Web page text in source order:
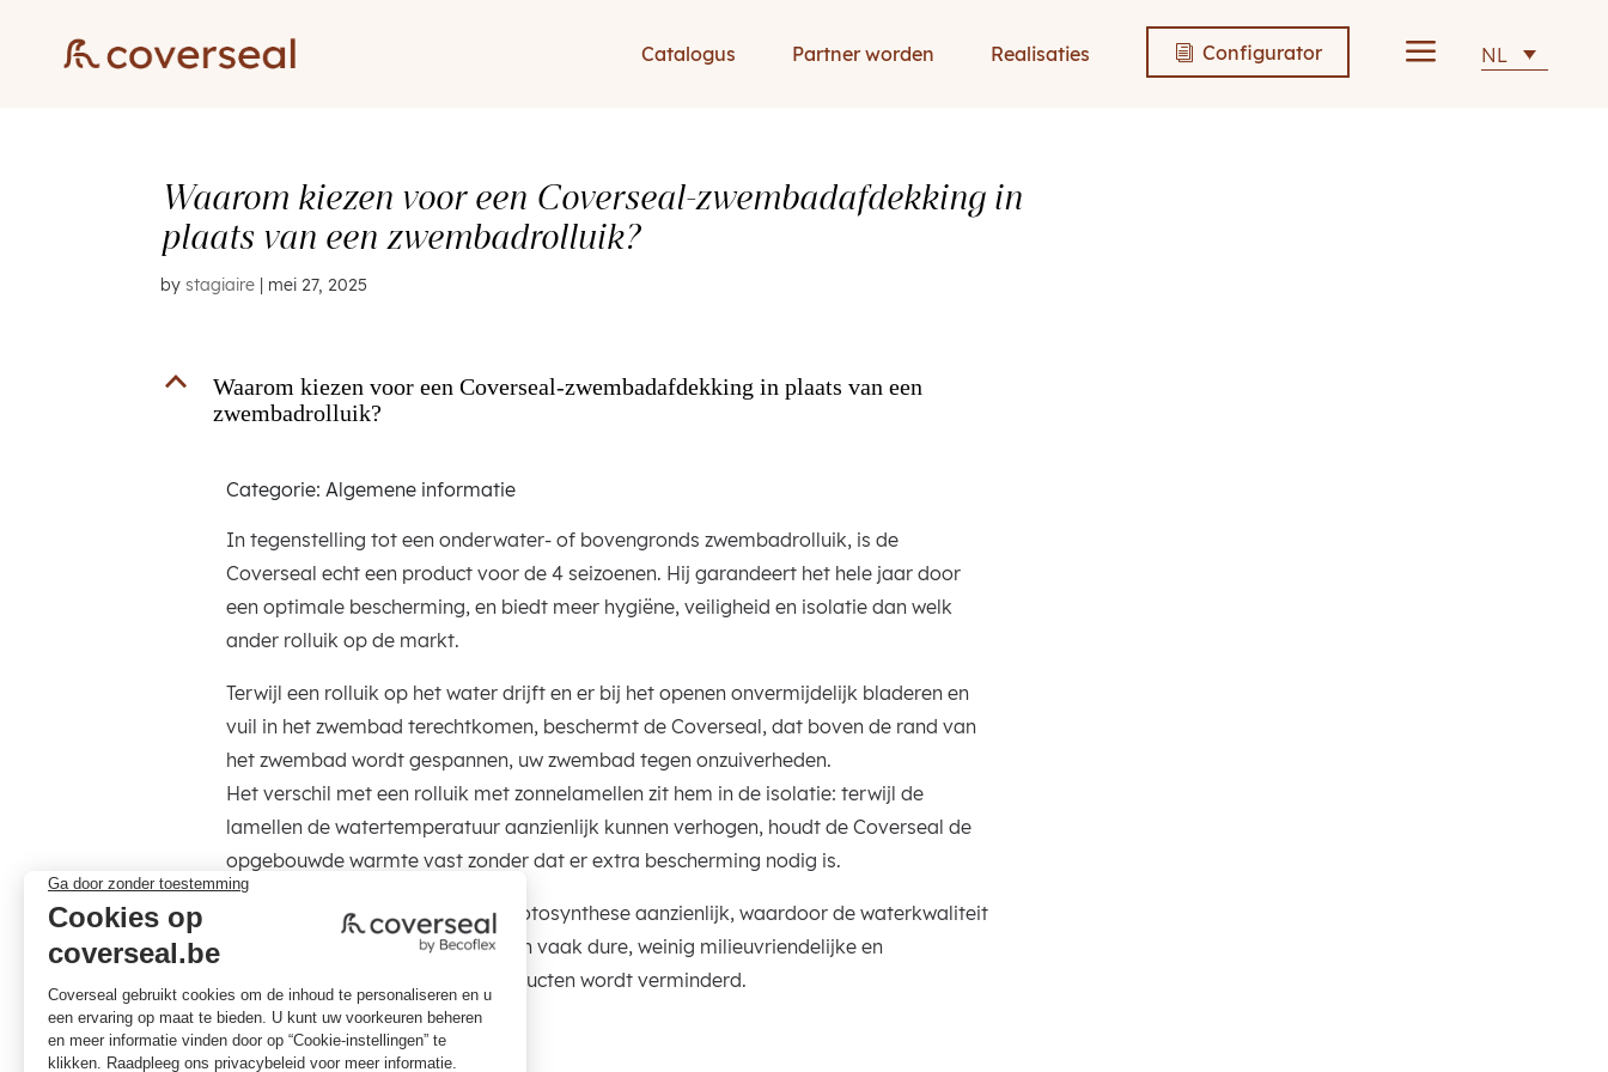
Catalogus Partner worden Realisaties i Configurator a NL
Waarom kiezen voor een Coverseal-zwembadafdekking in
plaats van een zwembadrolluik?
bystagiaire | mei 27, 2025
B
Waarom kiezen voor een Coverseal-zwembadafdekking in plaats van een
zwembadrolluik?
Categorie: Algemene informatie
In tegenstelling tot een onderwater- of bovengronds zwembadrolluik, is de
Coverseal echt een product voor de 4 seizoenen. Hij garandeert het hele jaar door
een optimale bescherming, en biedt meer hygiëne, veiligheid en isolatie dan welk
ander rolluik op de markt.
Terwijl een rolluik op het water drijft en er bij het openen onvermijdelijk bladeren en
vuil in het zwembad terechtkomen, beschermt de Coverseal, dat boven de rand van
het zwembad wordt gespannen, uw zwembad tegen onzuiverheden.
Het verschil met een rolluik met zonnelamellen zit hem in de isolatie: terwijl de
lamellen de watertemperatuur aanzienlijk kunnen verhogen, houdt de Coverseal de
opgebouwde warmte vast zonder dat er extra bescherming nodig is.
Tot slot beperkt het ontwerp de fotosynthese aanzienlijk, waardoor de waterkwaliteit
behouden blijft en het gebruik van vaak dure, weinig milieuvriendelijke en
huidirriterende behandelingsproducten wordt verminderd.